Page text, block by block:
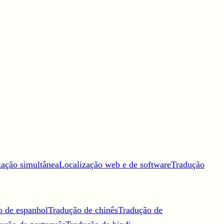
simultâneaLocalização web e de softwareTradução
de espanholTradução de chinêsTradução de